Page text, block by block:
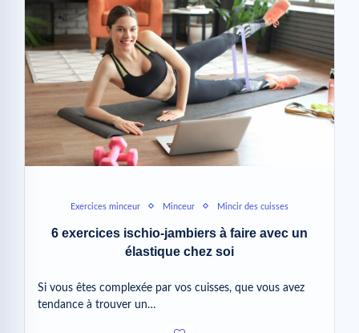
Exercices minceur Minceur Mincir des cuisses
6 exercices ischio-jambiers à faire avec un
élastique chez soi
Si vous êtes complexée par vos cuisses, que vous avez
tendance à trouver un…